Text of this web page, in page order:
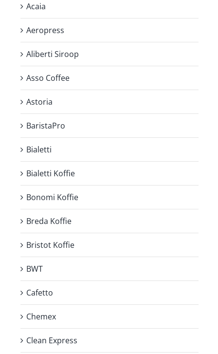
Acaia
Aeropress
Aliberti Siroop
Asso Coffee
Astoria
BaristaPro
Bialetti
Bialetti Koffie
Bonomi Koffie
Breda Koffie
Bristot Koffie
BWT
Cafetto
Chemex
Clean Express